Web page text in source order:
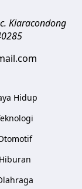
Kiaracondong
Hidup
Hiburan